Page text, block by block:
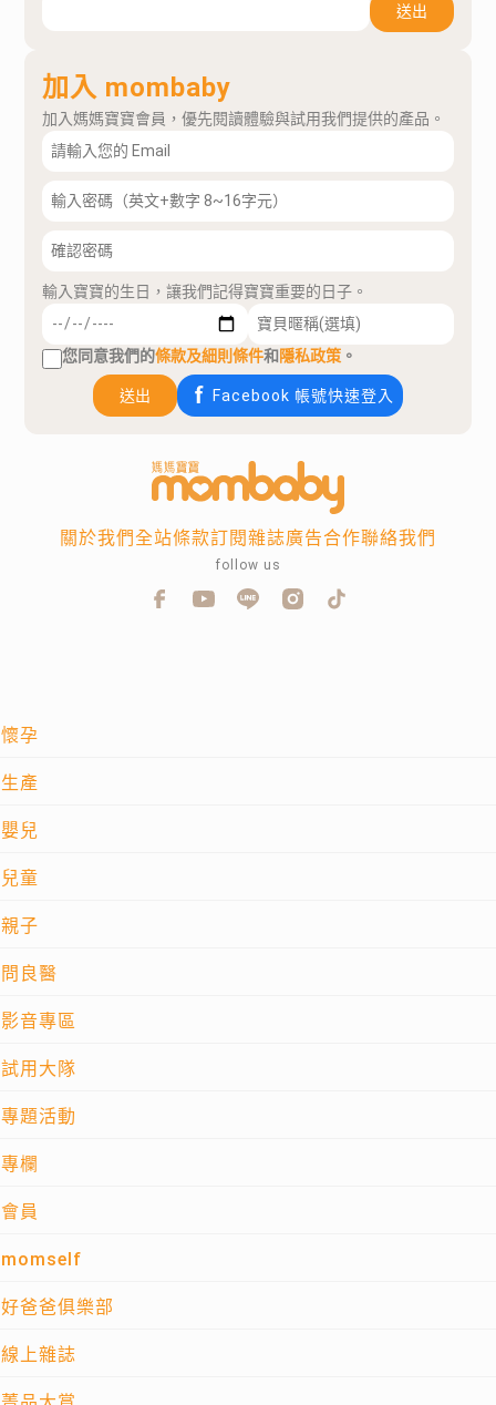
送出
加入 mombaby
加入媽媽寶寶會員，優先閱讀體驗與試用我們提供的產品。
輸入寶寶的生日，讓我們記得寶寶重要的日子。
您同意我們的條款及細則條件和隱私政策 。
送出 Facebook 帳號快速登入
懷孕
生產
嬰兒
兒童
親子
問良醫
影音專區
試用大隊
專題活動
專欄
會員
momself
好爸爸俱樂部
線上雜誌
關於我們全站條款訂閱雜誌廣告合作聯絡我們
follow us